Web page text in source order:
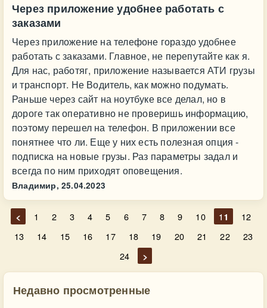
Через приложение удобнее работать с
заказами
Через приложение на телефоне гораздо удобнее
работать с заказами. Главное, не перепутайте как я.
Для нас, работяг, приложение называется АТИ грузы
и транспорт. Не Водитель, как можно подумать.
Раньше через сайт на ноутбуке все делал, но в
дороге так оперативно не проверишь информацию,
поэтому перешел на телефон. В приложении все
понятнее что ли. Еще у них есть полезная опция -
подписка на новые грузы. Раз параметры задал и
всегда по ним приходят оповещения.
Владимир, 25.04.2023
< 1 2 3 4 5 6 7 8 9 10 11
12
13
14 15 16 17 18 19 20 21 22
23
24
>
Недавно просмотренные